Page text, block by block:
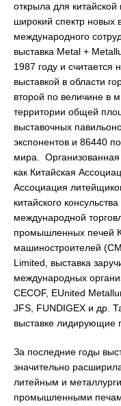
открыла для
широкий спектр новых
международного
выставка Metal +
1987 году и считается
выставкой в области
второй по величине в
территории общей
выставочных
экспонентов и 86440
мира.
как Китайская
Ассоциация
китайского
международной
промышленных печей
машиностроителей
Limited, выставка
международных
CECOF, EUnited
JFS, FUNDIGEX и др.
выставке лидирующие
За последние годы
значительно
литейным и
промышленными